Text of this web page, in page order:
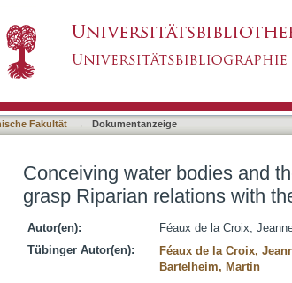
and their uses across
Darya rivers
Fakultät → Dokumentanzeige
Conceiving water bodies and
grasp Riparian relations with
Autor(en): Féaux de la Croix,
Tübinger Autor(en):
Féaux de la Croix,
Bartelheim, Martin